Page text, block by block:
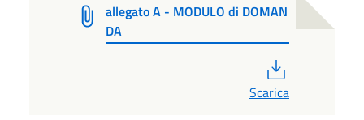
allegato A - MODULO di DOMAN
DA
Scarica